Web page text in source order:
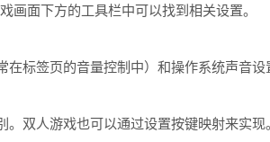
画面下方的工具栏中可以找到相关设置。
标签页的音量控制中）和操作系统声音
双人游戏也可以通过设置按键映射来实现。